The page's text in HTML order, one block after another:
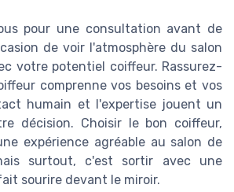
pour une consultation avant de
de voir l'atmosphère du salon
votre potentiel coiffeur. Rassurez-
comprenne vos besoins et vos
humain et l'expertise jouent un
décision. Choisir le bon coiffeur,
expérience agréable au salon de
surtout, c'est sortir avec une
sourire devant le miroir.